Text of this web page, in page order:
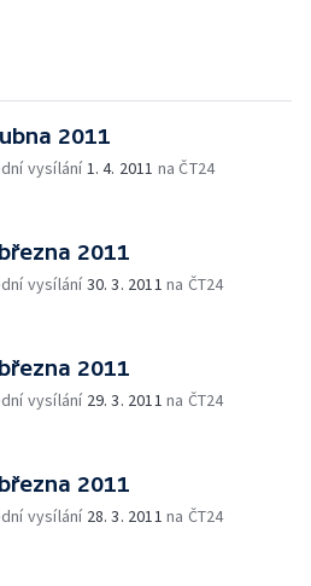
2011
vysílání1. 4. 2011 na ČT24
2011
vysílání30. 3. 2011 na ČT24
2011
vysílání 29. 3. 2011 na ČT24
2011
vysílání 28. 3. 2011 na ČT24